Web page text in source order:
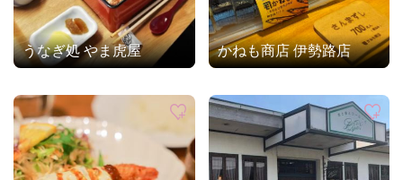
うなぎ処 やま虎屋 かねも商店 伊勢路店